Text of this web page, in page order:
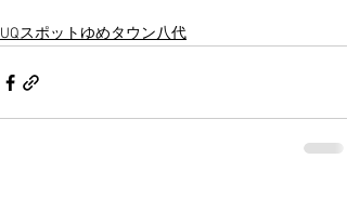
UQスポットゆめタウン八代